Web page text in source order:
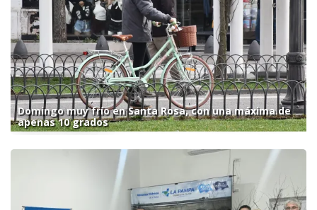
Domingo muy frío en Santa Rosa, con una máxima de
apenas 10 grados